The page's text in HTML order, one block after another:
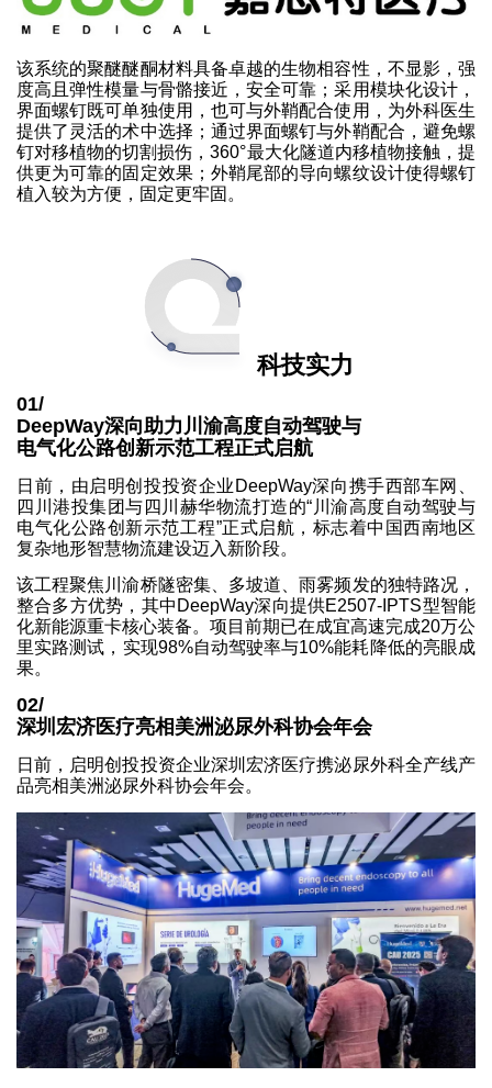
该系统的聚醚醚酮材料具备卓越的生物相容性，不显影，强
度高且弹性模量与骨骼接近，安全可靠；采用模块化设计，
界面螺钉既可单独使用，也可与外鞘配合使用，为外科医生
提供了灵活的术中选择；通过界面螺钉与外鞘配合，避免螺
钉对移植物的切割损伤，360°最大化隧道内移植物接触，提
供更为可靠的固定效果；外鞘尾部的导向螺纹设计使得螺钉
植入较为方便，固定更牢固。
科技实力
01/
DeepWay深向助力川渝高度自动驾驶与
电气化公路创新示范工程正式启航
日前，由启明创投投资企业DeepWay深向携手西部车网、
四川港投集团与四川赫华物流打造的“川渝高度自动驾驶与
电气化公路创新示范工程”正式启航，标志着中国西南地区
复杂地形智慧物流建设迈入新阶段。
该工程聚焦川渝桥隧密集、多坡道、雨雾频发的独特路况，
整合多方优势，其中DeepWay深向提供E2507-IPTS型智能
化新能源重卡核心装备。项目前期已在成宜高速完成20万公
里实路测试，实现98%自动驾驶率与10%能耗降低的亮眼成
果。
02/
深圳宏济医疗亮相美洲泌尿外科协会年会
日前，启明创投投资企业深圳宏济医疗携泌尿外科全产线产
品亮相美洲泌尿外科协会年会。